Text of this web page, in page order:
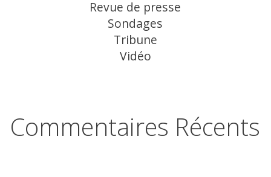
Revue de presse
Sondages
Tribune
Vidéo
Commentaires Récents